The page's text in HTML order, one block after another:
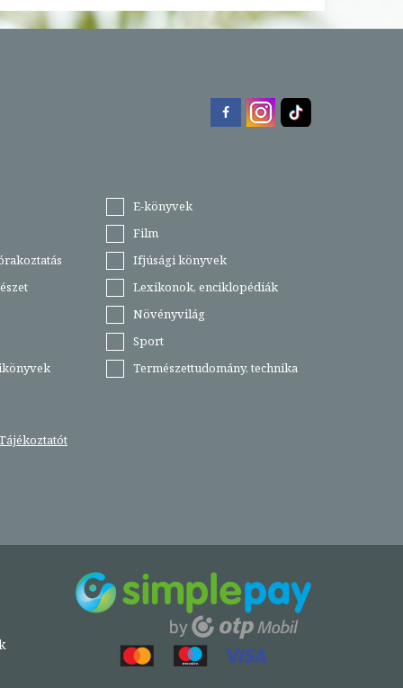
E-könyvek
Film
Ifjúsági könyvek
Lexikonok, enciklopédiák
Növényvilág
Sport
Természettudomány, technika